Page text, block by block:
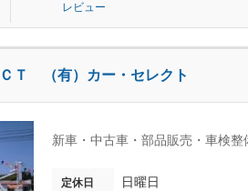
レビュー
Ｔ （有）カー・セレクト
新車・中古車・部品販売・車検
定休日 日曜日